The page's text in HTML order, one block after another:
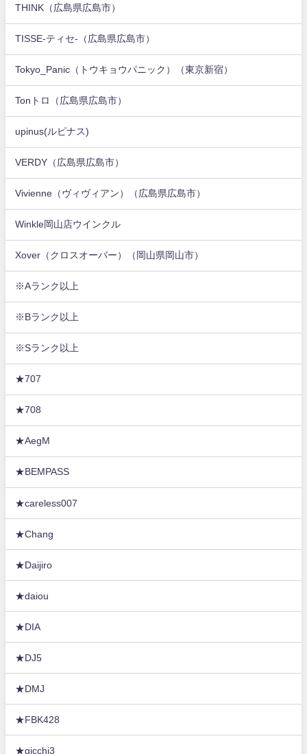
THINK（広島県広島市）
TISSE-ティセ-（広島県広島市）
Tokyo_Panic（トウキョウパニック）（東京新宿）
Tonトロ（広島県広島市）
upinus(ルピナス)
VERDY（広島県広島市）
Vivienne（ヴィヴィアン）（広島県広島市）
Winkle岡山店ウインクル
Xover（クロスオーバー）（岡山県岡山市）
※Aランク以上
※Bランク以上
※Sランク以上
★707
★708
★AegM
★BEMPASS
★careless007
★Chang
★Daijiro
★daiou
★DIA
★DJ5
★DMJ
★FBK428
★gicchi3